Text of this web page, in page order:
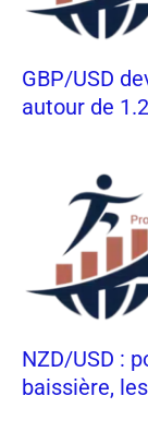
GBP/USD
autour de
NZD/USD :
baissière,